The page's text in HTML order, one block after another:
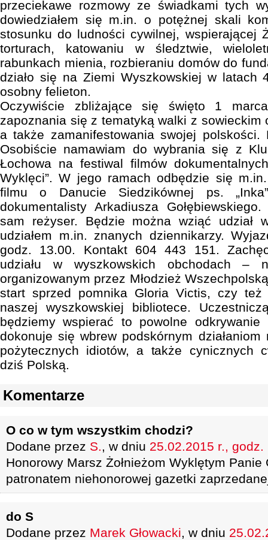
przeciekawe rozmowy ze świadkami tych
dowiedziałem się m.in. o potężnej skali
stosunku do ludności cywilnej, wspierającej
torturach, katowaniu w śledztwie,
rabunkach mienia, rozbieraniu domów do
działo się na Ziemi Wyszkowskiej w
osobny felieton.
Oczywiście zbliżające się święto 1
zapoznania się z tematyką walki z sowieckim
a także zamanifestowania swojej polskości.
Osobiście namawiam do wybrania się z
Łochowa na festiwal filmów
Wyklęci”. W jego ramach odbędzie się
filmu o Danucie Siedzikównej ps.
dokumentalisty Arkadiusza
sam reżyser. Będzie można wziąć udział
udziałem m.in. znanych dziennikarzy.
godz. 13.00. Kontakt 604 443 151.
udziału w wyszkowskich obchodach –
organizowanym przez Młodzież
start sprzed pomnika Gloria Victis, czy też
naszej wyszkowskiej bibliotece.
będziemy wspierać to powolne odkrywanie
dokonuje się wbrew podskórnym
pożytecznych idiotów, a także cynicznych
dziś Polską.
Komentarze
O co w tym wszystkim chodzi?
Dodane przez S., w dniu 25.02.2015 r., godz.
Honorowy Marsz Żołnieżom Wyklętym Panie
patronatem niehonorowej gazetki
do S
Dodane przez Marek Głowacki, w dniu